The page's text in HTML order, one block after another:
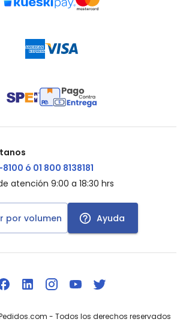
ó 01 800 8138181
atención 9:00 a 18:30 hrs
por volumen Ayuda
- Todos los derechos reservados